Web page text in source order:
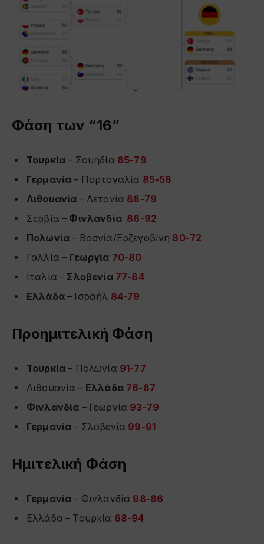
Φάση των “16”
Τουρκία – Σουηδία 85-79
Γερμανία – Πορτογαλία 85-58
Λιθουανία – Λετονία 88-79
Σερβία – Φινλανδία 86-92
Πολωνία – Βοσνία/Ερζεγοβίνη 80-72
Γαλλία – Γεωργία 70-80
Ιταλία – Σλοβενία 77-84
Ελλάδα– Ισραήλ 84-79
Προημιτελική Φάση
Τουρκία – Πολωνία 91-77
Λιθουανία – Ελλάδα 76-87
Φινλανδία – Γεωργία 93-79
Γερμανία – Σλοβενία 99-91
Ημιτελική Φάση
Γερμανία – Φινλανδία 98-86
Ελλάδα – Τουρκία 68-94